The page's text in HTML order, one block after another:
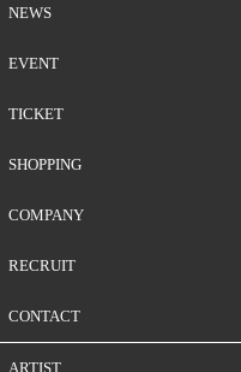
NEWS
EVENT
TICKET
SHOPPING
COMPANY
RECRUIT
CONTACT
ARTIST